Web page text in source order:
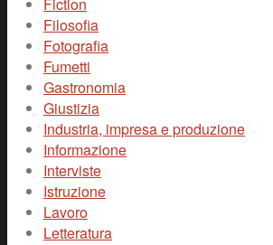
Fiction
Filosofia
Fotografia
Fumetti
Gastronomia
Giustizia
Industria, impresa e produzione
Informazione
Interviste
Istruzione
Lavoro
Letteratura